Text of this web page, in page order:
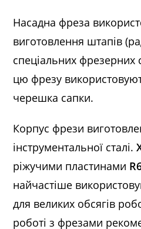
Насадна фреза
виготовлення штапів
спеціальних фрезерних
цю фрезу
черешка сапки.
Корпус фрези
інструментальної сталі.
ріжучими пластинами
найчастіше
для великих обсягів
роботі з фрезами